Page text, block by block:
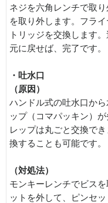
ネジを六角レンチで取
を取り外します。フラ
トリッジを交換します
元に戻せば、完了です。
・吐水口
（原因）
ハンドル式の吐水口か
ップ（コマパッキン）
レップは丸ごと交換で
換することも可能です。
（対処法）
モンキーレンチでビス
ットを外して、ピンセ